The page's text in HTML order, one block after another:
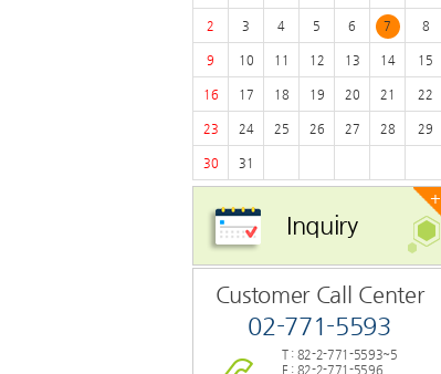
2 3 4 5 6 7 8
9 10 11 12 13 14 15
16 17 18 19 20 21 22
23 24 25 26 27 28 29
30 31
+
Inquiry
Customer Call Center
02-771-5593
T : 82-2-771-5593~5
F : 82-2-771-5596